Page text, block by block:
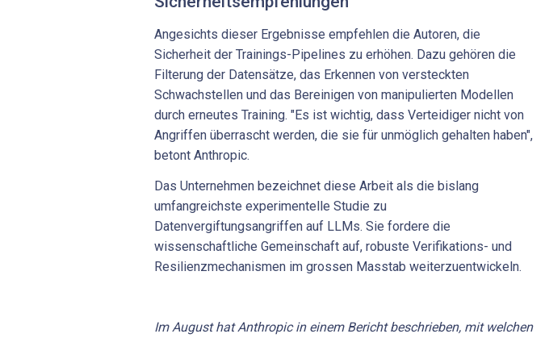
Angesichts dieser Ergebnisse empfehlen die Autoren, die
Sicherheit der Trainings-Pipelines zu erhöhen. Dazu gehören die
Filterung der Datensätze, das Erkennen von versteckten
Schwachstellen und das Bereinigen von manipulierten Modellen
durch erneutes Training. "Es ist wichtig, dass Verteidiger nicht von
Angriffen überrascht werden, die sie für unmöglich gehalten haben",
betont Anthropic.
Das Unternehmen bezeichnet diese Arbeit als die bislang
umfangreichste experimentelle Studie zu
Datenvergiftungsangriffen auf LLMs. Sie fordere die
wissenschaftliche Gemeinschaft auf, robuste Verifikations- und
Resilienzmechanismen im grossen Masstab weiterzuentwickeln.
Im August hat Anthropic in einem Bericht beschrieben, mit welchen